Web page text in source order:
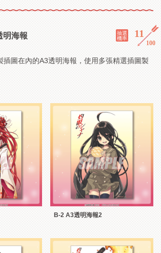
明海報
抽選
機率
11
／ 100
插圖在內的A3透明海報，使用多張精選插圖製
B-2 A3透明海報2